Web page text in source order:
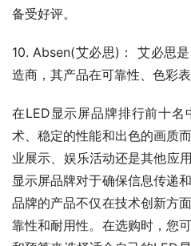
备受好评。
10. Absen(艾必思)： 艾必思
造商，其产品在可靠性、色彩
在LED显示屏品牌排行前十
术、稳定的性能和出色的画质
业展示、娱乐活动还是其他应
显示屏品牌对于确保信息传递
品牌的产品不仅在技术创新方
靠性和耐用性。在选购时，您